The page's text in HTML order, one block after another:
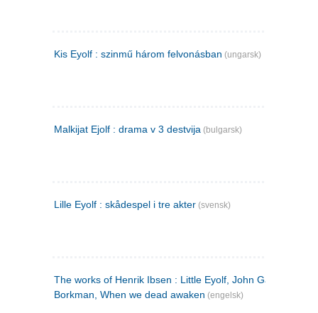
Kis Eyolf : szinmű három felvonásban (ungarsk)
Malkijat Ejolf : drama v 3 destvija (bulgarsk)
Lille Eyolf : skådespel i tre akter (svensk)
The works of Henrik Ibsen : Little Eyolf, John Gabriel
Borkman, When we dead awaken (engelsk)